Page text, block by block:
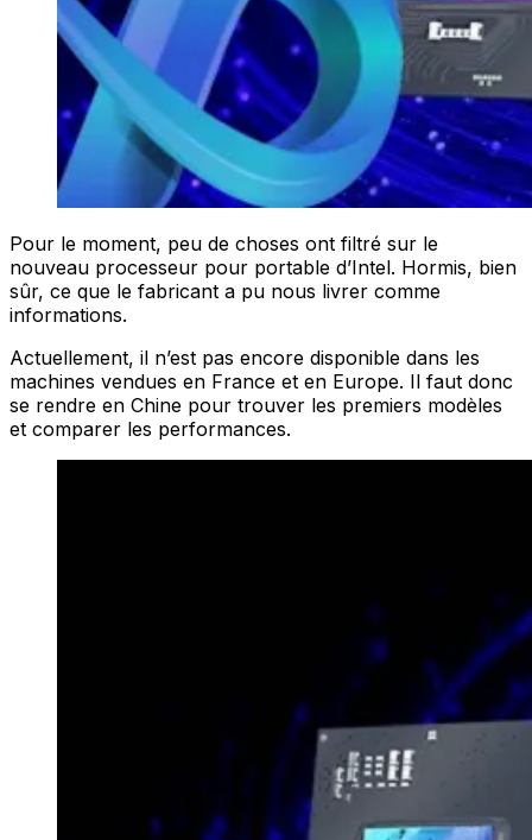
Pour le moment, peu de choses ont filtré sur le
nouveau processeur pour portable d’Intel. Hormis, bien
sûr, ce que le fabricant a pu nous livrer comme
informations.
Actuellement, il n’est pas encore disponible dans les
machines vendues en France et en Europe. Il faut donc
se rendre en Chine pour trouver les premiers modèles
et comparer les performances.